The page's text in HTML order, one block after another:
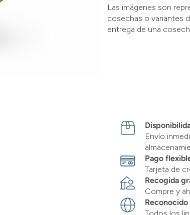
Las imágenes son
cosechas o variantes
entrega de una
Envío
Pago
Tarjeta de
Recogida
Compre y